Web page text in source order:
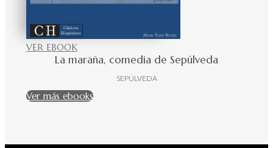
VER EBOOK
La maraña, comedia de Sepúlveda
SEPÚLVEDA
Ver más ebooks